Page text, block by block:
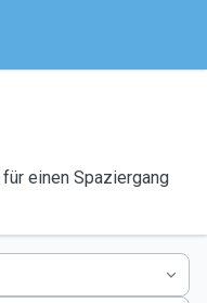
einen Spaziergang